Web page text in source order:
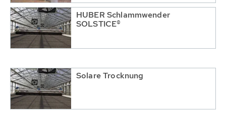
HUBER Schlammwender
SOLSTICE®
Solare Trocknung